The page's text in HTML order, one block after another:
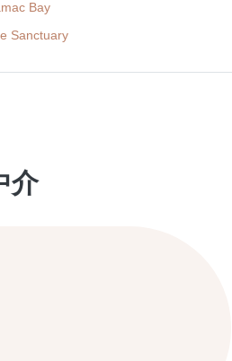
Bay
Sanctuary
介